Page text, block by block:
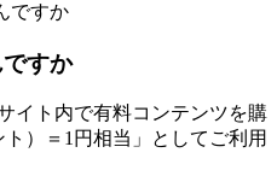
ですか
すか
イト内で有料コンテンツを購
）＝1円相当」としてご利用